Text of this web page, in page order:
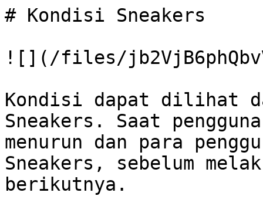
# Kondisi Sneakers
![](/files/
Kondisi dapat dilihat
Sneakers. Saat
menurun dan para
Sneakers, sebelum
berikutnya.